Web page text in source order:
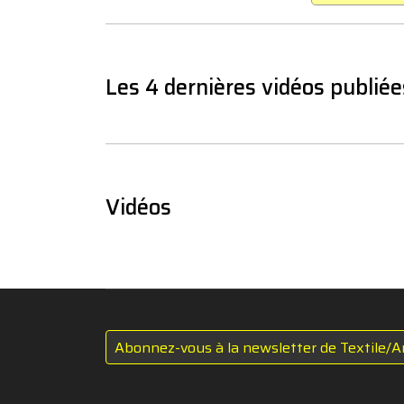
Les 4 dernières vidéos
Vidéos
Abonnez-vous à la newsletter de Textile/